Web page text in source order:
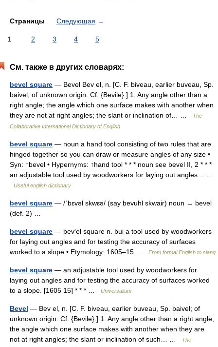
Страницы Следующая →
1 2 3 4 5
См. также в других словарях:
bevel square — Bevel Bev el, n. [C. F. biveau, earlier buveau, Sp.
baivel; of unknown origin. Cf. {Bevile}.] 1. Any angle other than a
right angle; the angle which one surface makes with another when
they are not at right angles; the slant or inclination of… …
The
Collaborative International Dictionary of English
bevel square — noun a hand tool consisting of two rules that are
hinged together so you can draw or measure angles of any size •
Syn: ↑bevel • Hypernyms: ↑hand tool * * * noun see bevel II, 2 * * *
an adjustable tool used by woodworkers for laying out angles… …
Useful english dictionary
bevel square — /ˈbɛvəl skwɛə/ (say bevuhl skwair) noun → bevel
(def. 2) …
bevel square — bev′el square n. bui a tool used by woodworkers
for laying out angles and for testing the accuracy of surfaces
worked to a slope • Etymology: 1605–15 …
From formal English to slang
bevel square — an adjustable tool used by woodworkers for
laying out angles and for testing the accuracy of surfaces worked
to a slope. [1605 15] * * * …
Universalium
Bevel — Bev el, n. [C. F. biveau, earlier buveau, Sp. baivel; of
unknown origin. Cf. {Bevile}.] 1. Any angle other than a right angle;
the angle which one surface makes with another when they are
not at right angles; the slant or inclination of such… …
The